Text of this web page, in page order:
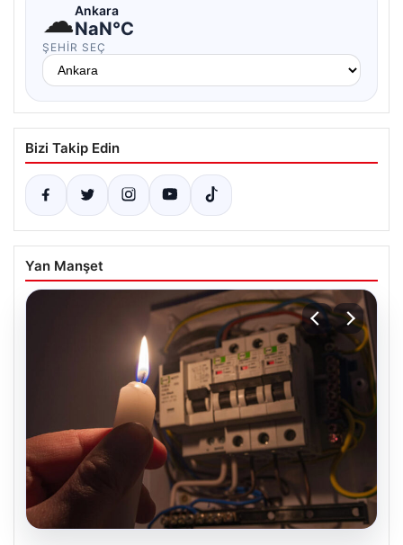
☁Ankara
NaN°C
ŞEHIR SEÇ
Bizi Takip Edin
Yan Manşet